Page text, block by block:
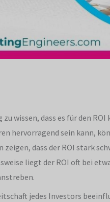
zu wissen, dass es für den
hervorragend sein kann,
dass der ROI stark
liegt der ROI oft bei
jedes Investors